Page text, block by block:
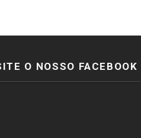
O NOSSO FACEBOOK